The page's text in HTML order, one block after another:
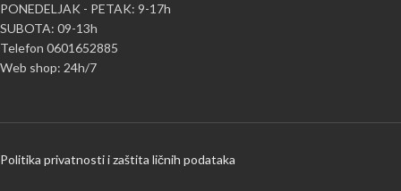
PONEDELJAK - PETAK: 9-17h
SUBOTA: 09-13h
Telefon 0601652885
Web shop: 24h/7
Politika privatnosti i zaštita ličnih podataka